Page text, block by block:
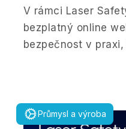
V rámci Laser
bezplatný online
bezpečnost v praxi,
Průmysl a výroba